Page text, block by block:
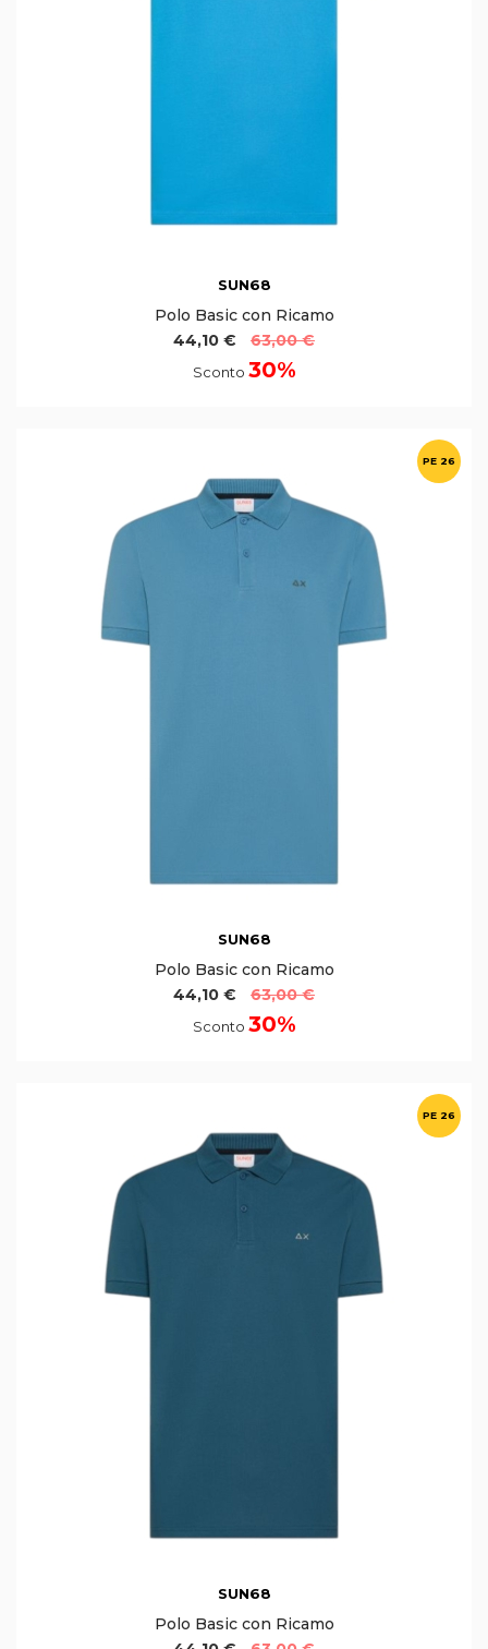
SUN68
Polo Basic con Ricamo
44,10 €
63,00 €
Sconto 30%
PE 26
SUN68
Polo Basic con Ricamo
44,10 €
63,00 €
Sconto 30%
PE 26
SUN68
Polo Basic con Ricamo